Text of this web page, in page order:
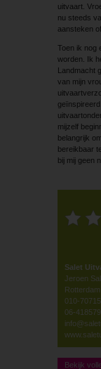
uitvaart.
nu steeds
aansteken
Toen ik nog
worden. Ik
Landmacht
van mijn
mijzelf
belangrijk
bereikbaar
bij mij geen
Salet
Jeroen
Rotterdam
010-
06-
Bekijk